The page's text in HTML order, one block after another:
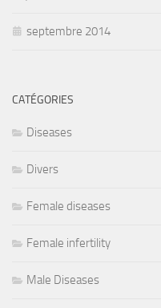
septembre 2014
CATÉGORIES
Diseases
Divers
Female diseases
Female infertility
Male Diseases